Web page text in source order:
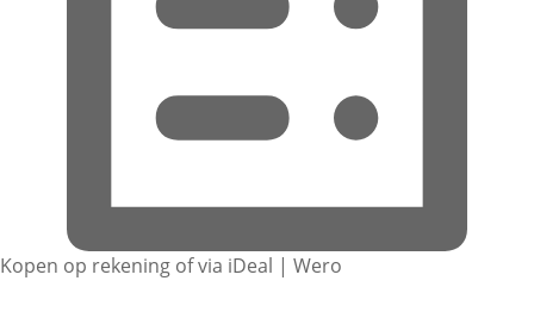
Kopen op rekening of via iDeal | Wero